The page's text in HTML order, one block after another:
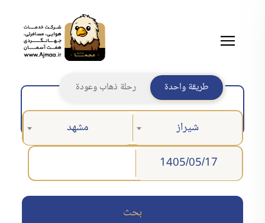
طريقة واحدة رحلة ذهاب وعودة
شيراز مشهد
بحث